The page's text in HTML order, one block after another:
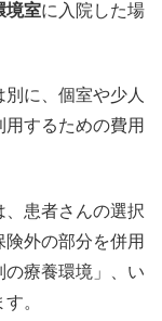
境室に入院した場
に、個室や少人
するための費用
、患者さんの選択
外の部分を併用
療養環境」、い
。